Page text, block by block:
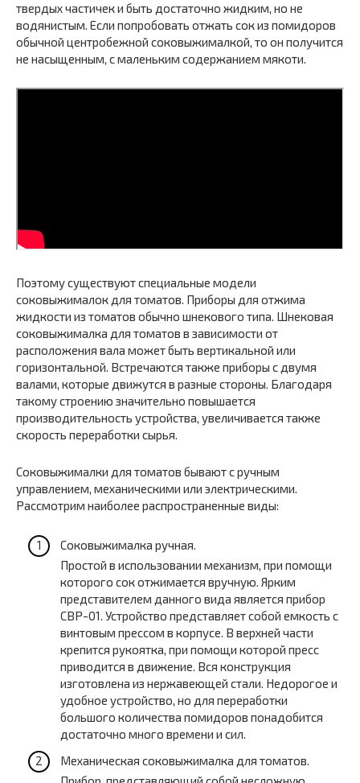
твердых частичек и быть достаточно жидким, но не
водянистым. Если попробовать отжать сок из помидоров
обычной центробежной соковыжималкой, то он получится
не насыщенным, с маленьким содержанием мякоти.
Поэтому существуют специальные модели
соковыжималок для томатов. Приборы для отжима
жидкости из томатов обычно шнекового типа. Шнековая
соковыжималка для томатов в зависимости от
расположения вала может быть вертикальной или
горизонтальной. Встречаются также приборы с двумя
валами, которые движутся в разные стороны. Благодаря
такому строению значительно повышается
производительность устройства, увеличивается также
скорость переработки сырья.
Соковыжималки для томатов бывают с ручным
управлением, механическими или электрическими.
Рассмотрим наиболее распространенные виды:
Соковыжималка ручная.
Простой в использовании механизм, при помощи
которого сок отжимается вручную. Ярким
представителем данного вида является прибор
СВР-01. Устройство представляет собой емкость с
винтовым прессом в корпусе. В верхней части
крепится рукоятка, при помощи которой пресс
приводится в движение. Вся конструкция
изготовлена из нержавеющей стали. Недорогое и
удобное устройство, но для переработки
большого количества помидоров понадобится
достаточно много времени и сил.
Механическая соковыжималка для томатов.